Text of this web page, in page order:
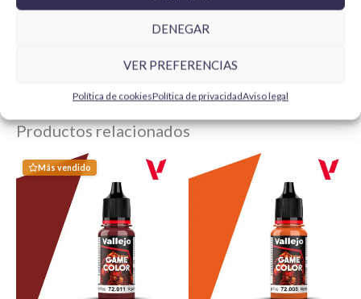
DENEGAR
VER PREFERENCIAS
Política de cookiesPolítica de privacidadAviso legal
Productos relacionados
Más vendido